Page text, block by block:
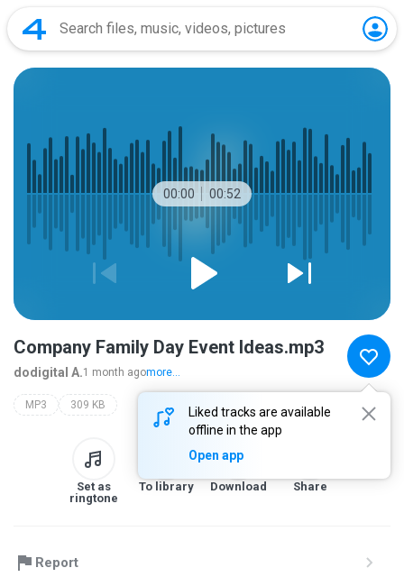
00:00 00:52
Liked tracks are available
offline in the app
Open app
Company Family Day Event Ideas.mp3
dodigital A.1 month agomore...
MP3 309 KB
Set as
ringtone
To library Download Share
Report